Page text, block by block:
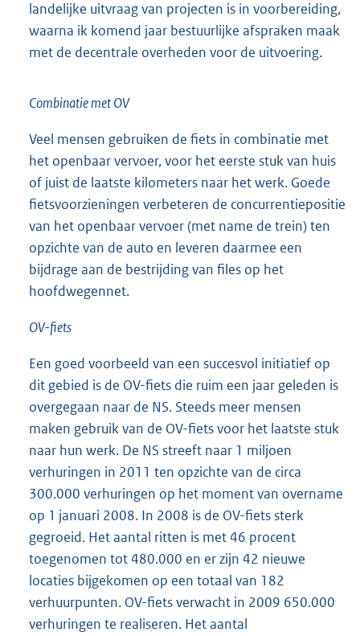
landelijke uitvraag van projecten is in voorbereiding,
waarna ik komend jaar bestuurlijke afspraken maak
met de decentrale overheden voor de uitvoering.
Combinatie met OV
Veel mensen gebruiken de fiets in combinatie met
het openbaar vervoer, voor het eerste stuk van huis
of juist de laatste kilometers naar het werk. Goede
fietsvoorzieningen verbeteren de concurrentiepositie
van het openbaar vervoer (met name de trein) ten
opzichte van de auto en leveren daarmee een
bijdrage aan de bestrijding van files op het
hoofdwegennet.
OV-fiets
Een goed voorbeeld van een succesvol initiatief op
dit gebied is de OV-fiets die ruim een jaar geleden is
overgegaan naar de NS. Steeds meer mensen
maken gebruik van de OV-fiets voor het laatste stuk
naar hun werk. De NS streeft naar 1 miljoen
verhuringen in 2011 ten opzichte van de circa
300.000 verhuringen op het moment van overname
op 1 januari 2008. In 2008 is de OV-fiets sterk
gegroeid. Het aantal ritten is met 46 procent
toegenomen tot 480.000 en er zijn 42 nieuwe
locaties bijgekomen op een totaal van 182
verhuurpunten. OV-fiets verwacht in 2009 650.000
verhuringen te realiseren. Het aantal